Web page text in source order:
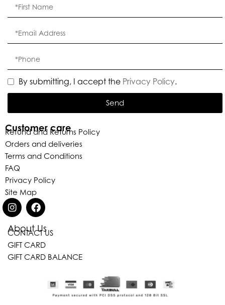
About Us
CONTACT US
GIFT CARD
GIFT CARD BALANCE
Customer care
Refund and Returns Policy
Orders and deliveries
Terms and Conditions
FAQ
Privacy Policy
Site Map
By submitting, I accept the Privacy Policy.
Send
Eleganza Israel
היישלום, ברוכה הבאה ל-ELEGANZA -